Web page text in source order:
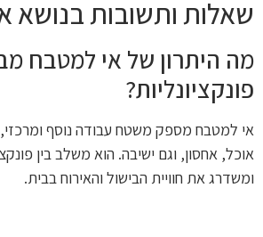
שאלות ותשובות בנושא
מה היתרון של אי למטבח
פונקציונליות?
אי למטבח מספק משטח עבודה נוסף
אוכל, אחסון, וגם ישיבה. הוא משלב בין
ומשדרג את חוויית הבישול והאירוח בבית.